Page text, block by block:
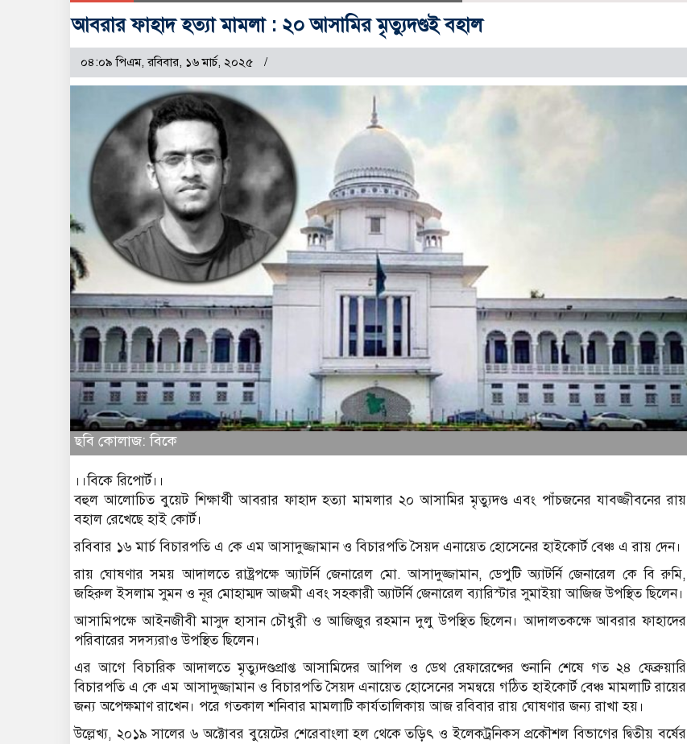
আবরার ফাহাদ হত্যা মামলা : ২০ আসামির মৃত্যুদণ্ডই বহাল
০৪:০৯ পিএম, রবিবার, ১৬ মার্চ, ২০২৫
ছবি কোলাজ: বিকে
।।বিকে রিপোর্ট।।
বহুল আলোচিত বুয়েট শিক্ষার্থী আবরার ফাহাদ হত্যা মামলার ২০ আসামির মৃত্যুদণ্ড এবং পাঁচজনের যাবজ্জীবনের রায়
বহাল রেখেছে হাই কোর্ট।
রবিবার ১৬ মার্চ বিচারপতি এ কে এম আসাদুজ্জামান ও বিচারপতি সৈয়দ এনায়েত হোসেনের হাইকোর্ট বেঞ্চ এ রায় দেন।
রায় ঘোষণার সময় আদালতে রাষ্ট্রপক্ষে অ্যাটর্নি জেনারেল মো. আসাদুজ্জামান, ডেপুটি অ্যাটর্নি জেনারেল কে বি রুমি,
জহিরুল ইসলাম সুমন ও নূর মোহাম্মদ আজমী এবং সহকারী অ্যাটর্নি জেনারেল ব্যারিস্টার সুমাইয়া আজিজ উপস্থিত ছিলেন।
আসামিপক্ষে আইনজীবী মাসুদ হাসান চৌধুরী ও আজিজুর রহমান দুলু উপস্থিত ছিলেন। আদালতকক্ষে আবরার ফাহাদের
পরিবারের সদস্যরাও উপস্থিত ছিলেন।
এর আগে বিচারিক আদালতে মৃত্যুদণ্ডপ্রাপ্ত আসামিদের আপিল ও ডেথ রেফারেন্সের শুনানি শেষে গত ২৪ ফেব্রুয়ারি
বিচারপতি এ কে এম আসাদুজ্জামান ও বিচারপতি সৈয়দ এনায়েত হোসেনের সমন্বয়ে গঠিত হাইকোর্ট বেঞ্চ মামলাটি রায়ের
জন্য অপেক্ষমাণ রাখেন। পরে গতকাল শনিবার মামলাটি কার্যতালিকায় আজ রবিবার রায় ঘোষণার জন্য রাখা হয়।
উল্লেখ্য, ২০১৯ সালের ৬ অক্টোবর বুয়েটের শেরেবাংলা হল থেকে তড়িৎ ও ইলেকট্রনিকস প্রকৌশল বিভাগের দ্বিতীয় বর্ষের